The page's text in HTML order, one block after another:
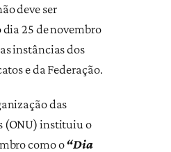
deve ser
25 de novembro
instâncias dos
e da Federação.
das
(ONU) instituiu o
como o“Dia